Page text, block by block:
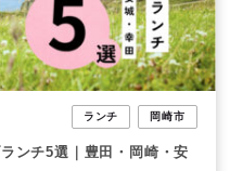
ランチ 岡崎市
ンチ5選｜豊田・岡崎・安